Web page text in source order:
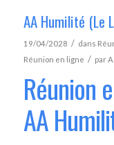
AA Humilité (Le
19/04/2028 / dans
Réunion en ligne / par
Réunion
AA